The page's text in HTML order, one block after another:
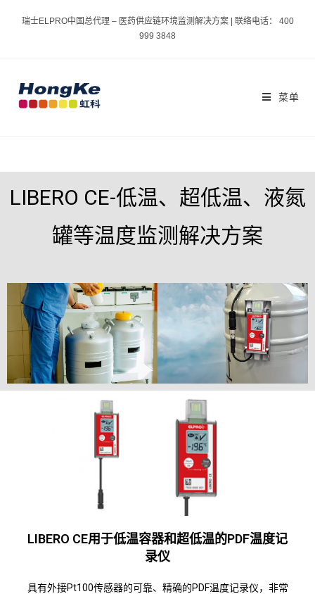
瑞士ELPRO中国总代理 – 医药供应链环境监测解决方案 | 联络电话： 400
999 3848
菜单
LIBERO CE-低温、超低温、液氮
罐等温度监测解决方案
LIBERO CE用于低温容器和超低温的PDF温度记
录仪
具有外接Pt100传感器的可靠、精确的PDF温度记录仪，非常